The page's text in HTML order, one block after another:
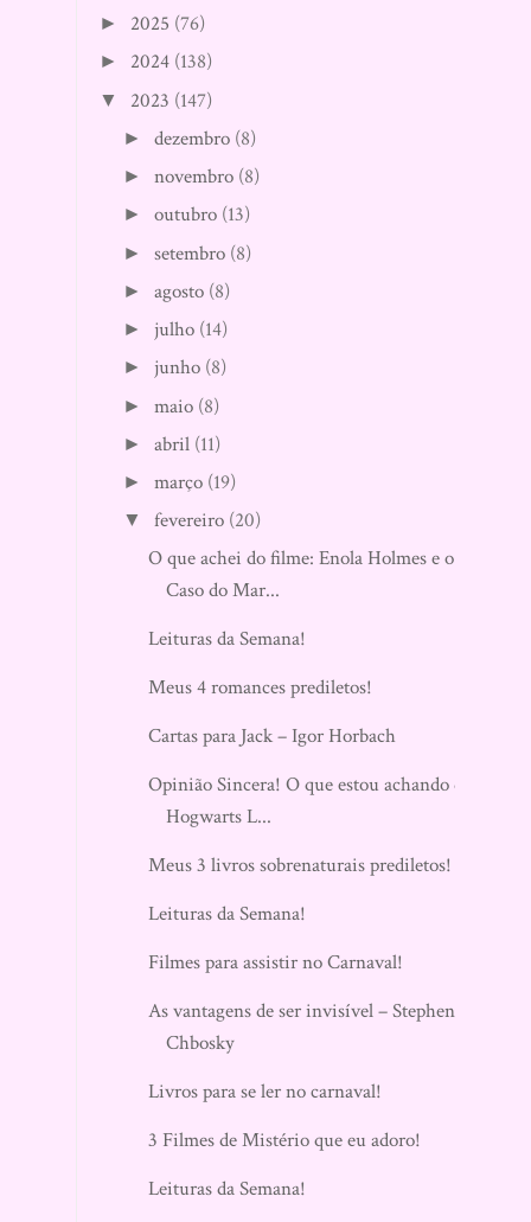
► 2025 (76)
► 2024 (138)
▼ 2023 (147)
►dezembro (8)
►novembro (8)
►outubro (13)
►setembro (8)
►agosto (8)
► julho (14)
► junho (8)
►maio (8)
►abril (11)
►março (19)
▼ fevereiro (20)
O que achei do filme: Enola Holmes e o
Caso do Mar...
Leituras da Semana!
Meus 4 romances prediletos!
Cartas para Jack – Igor Horbach
Opinião Sincera! O que estou achando de
Hogwarts L...
Meus 3 livros sobrenaturais prediletos!
Leituras da Semana!
Filmes para assistir no Carnaval!
As vantagens de ser invisível – Stephen
Chbosky
Livros para se ler no carnaval!
3 Filmes de Mistério que eu adoro!
Leituras da Semana!